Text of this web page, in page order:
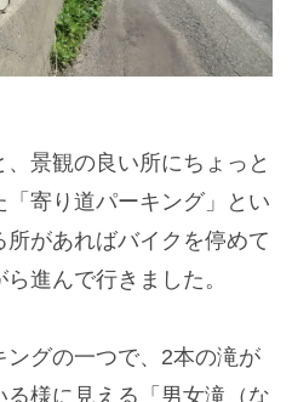
景観の良い所にちょっと
「寄り道パーキング」とい
があればバイクを停めて
進んで行きました。
グの一つで、2本の滝が
様に見える「男女滝（な